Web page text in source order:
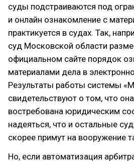
суды подстраиваются под
и онлайн ознакомление с
практикуется в судах. Так,
суд Московской области
официальном сайте порядок
материалами дела в
Результаты работы системы
свидетельствуют о том, что
востребована юридическим
надеяться, что и остальные
скорее примут на вооружение
Но, если автоматизация